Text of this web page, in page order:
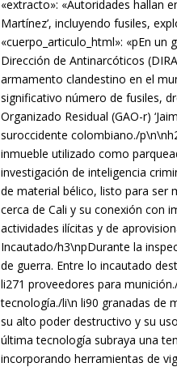
«extracto»: «Autoridades hallan
Martínez’, incluyendo fusiles,
«cuerpo_articulo_html»: «pEn
Dirección de Antinarcóticos
armamento clandestino en el
significativo número de fusiles,
Organizado Residual (GAO-r)
suroccidente colombiano./
inmueble utilizado como
investigación de inteligencia
de material bélico, listo para ser
cerca de Cali y su conexión con
actividades ilícitas y de
Incautado/h3\npDurante la
de guerra. Entre lo incautado
li271 proveedores para
tecnología./li\n li90 granadas de
su alto poder destructivo y su
última tecnología subraya una
incorporando herramientas de